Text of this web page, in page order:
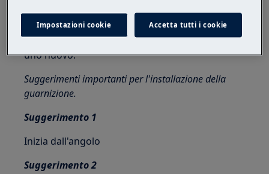
Passo 1
Estrarre la guarnizione dai 4 angoli. Installane
uno nuovo.
Suggerimenti importanti per l'installazione della
guarnizione.
Suggerimento 1
Inizia dall'angolo
Suggerimento 2
Impostazioni cookie Accetta tutti i cookie